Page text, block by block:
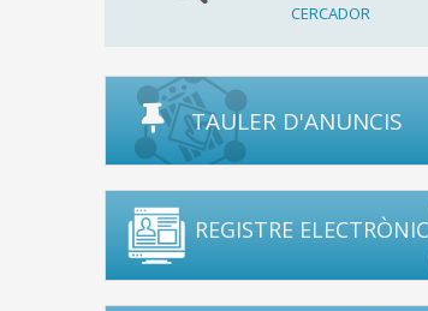
CERCADOR
TAULER D'ANUNCIS
REGISTRE ELECTRÒNIC